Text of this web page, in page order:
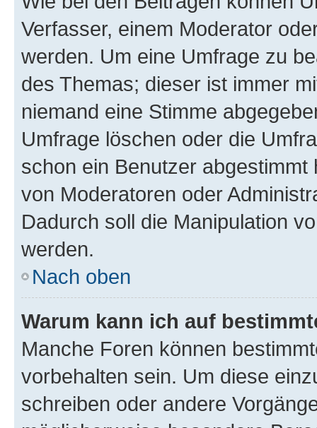
Verfasser, einem Moderator
werden. Um eine Umfrage zu
des Themas; dieser ist immer
niemand eine Stimme
Umfrage löschen oder die
schon ein Benutzer
von Moderatoren oder
Dadurch soll die Manipulation
werden.
Nach oben
Warum kann ich auf
Manche Foren können
vorbehalten sein. Um diese
schreiben oder andere